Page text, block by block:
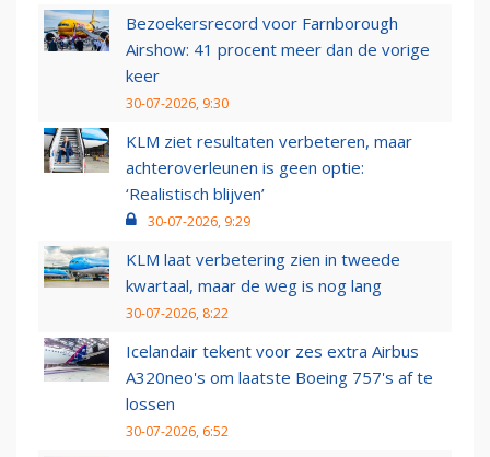
Bezoekersrecord voor Farnborough
Airshow: 41 procent meer dan de vorige
keer
30-07-2026, 9:30
KLM ziet resultaten verbeteren, maar
achteroverleunen is geen optie:
‘Realistisch blijven’
30-07-2026, 9:29
KLM laat verbetering zien in tweede
kwartaal, maar de weg is nog lang
30-07-2026, 8:22
Icelandair tekent voor zes extra Airbus
A320neo's om laatste Boeing 757's af te
lossen
30-07-2026, 6:52